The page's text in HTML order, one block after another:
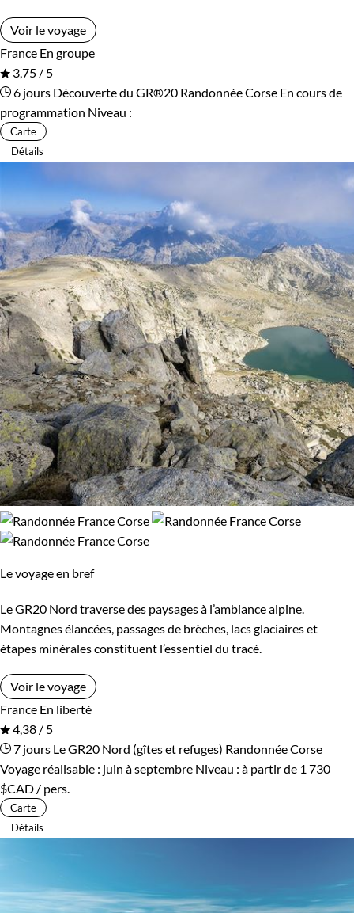
Voir le voyage
France En groupe
3,75 / 5
6 jours Découverte du GR®20 Randonnée Corse En cours de
programmation Niveau :
Carte
Détails
Le voyage en bref
Le GR20 Nord traverse des paysages à l’ambiance alpine.
Montagnes élancées, passages de brèches, lacs glaciaires et
étapes minérales constituent l’essentiel du tracé.
Voir le voyage
France En liberté
4,38 / 5
7 jours Le GR20 Nord (gîtes et refuges) Randonnée Corse
Voyage réalisable : juin à septembre Niveau : à partir de 1 730
$CAD / pers.
Carte
Détails